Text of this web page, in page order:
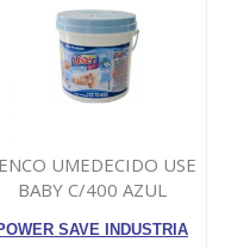
UMEDECIDO USE
BABY C/400 AZUL
SAVE INDUSTRIA